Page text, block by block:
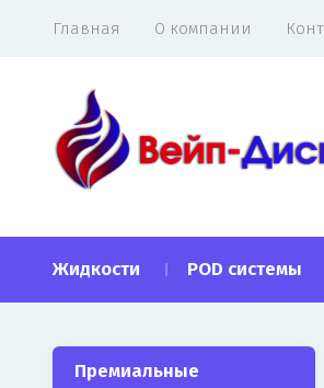
Главная О компании
Жидкости POD системы
Премиальные